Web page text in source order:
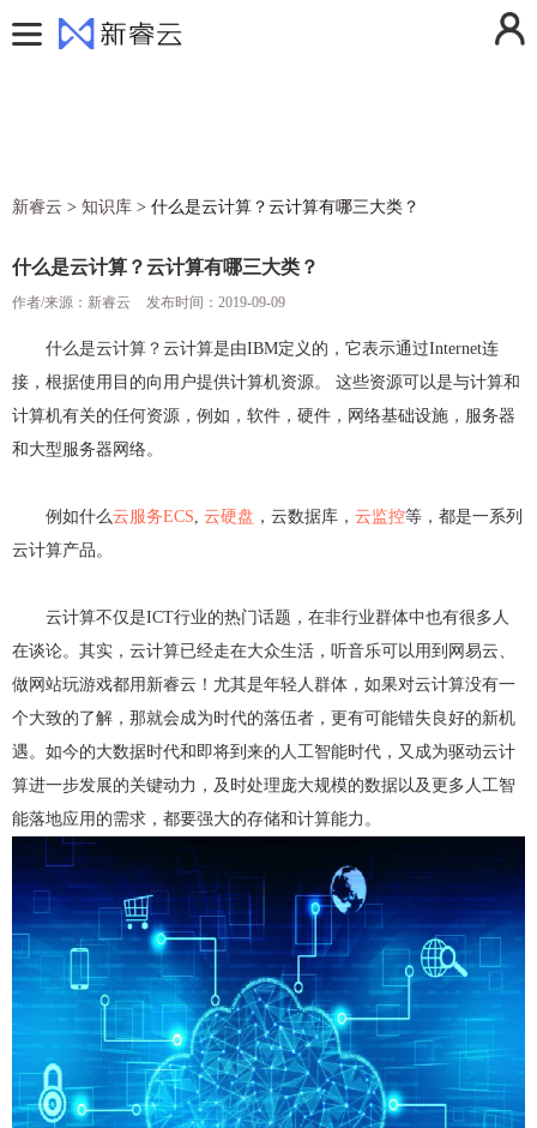
操作日志
解决方案
产品
云计算
弹性云服务器ECS
镜像服务器
弹性伸缩
云存储
对象存储
云安全
DDoS高防IP
NAT网关
弹性公网IP
负载均衡
虚拟专网VPN
CDN（敬请期待）
云监控
访问控制（敬请期待）
定价
帮助文档
新闻动态
美国云服务器
新睿云 > 知识库 > 什么是云计算？云计算有哪三大类？
什么是云计算？云计算有哪三大类？
作者/来源：新睿云 发布时间：2019-09-09
什么是云计算？云计算是由IBM定义的，它表示通过Internet连
接，根据使用目的向用户提供计算机资源。 这些资源可以是与计算和
计算机有关的任何资源，例如，软件，硬件，网络基础设施，服务器
和大型服务器网络。
例如什么云服务ECS, 云硬盘 ，云数据库， 云监控等，都是一系列
云计算产品。
云计算不仅是ICT行业的热门话题，在非行业群体中也有很多人
在谈论。其实，云计算已经走在大众生活，听音乐可以用到网易云、
做网站玩游戏都用新睿云！尤其是年轻人群体，如果对云计算没有一
个大致的了解，那就会成为时代的落伍者，更有可能错失良好的新机
遇。如今的大数据时代和即将到来的人工智能时代，又成为驱动云计
算进一步发展的关键动力，及时处理庞大规模的数据以及更多人工智
能落地应用的需求，都要强大的存储和计算能力。